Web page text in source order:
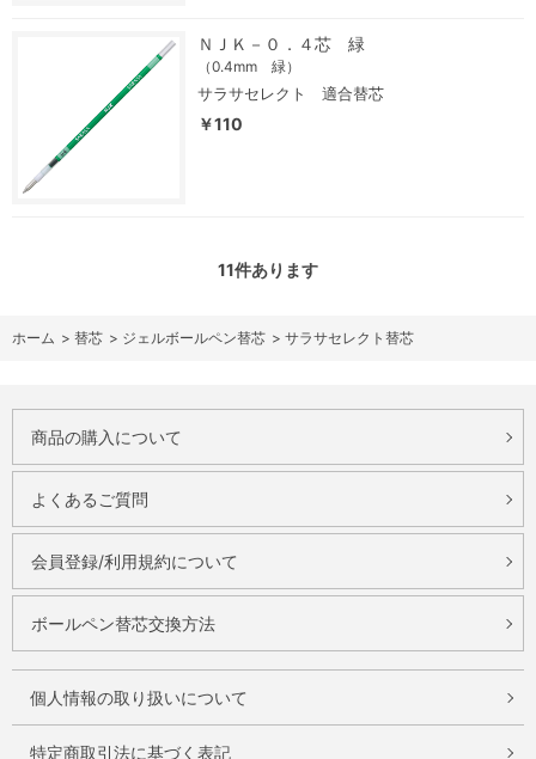
ＮＪＫ－０．４芯 緑
（0.4mm 緑）
サラサセレクト 適合替芯
￥110
11件あります
ホーム > 替芯 > ジェルボールペン替芯 > サラサセレクト替芯
商品の購入について
よくあるご質問
会員登録/利用規約について
ボールペン替芯交換方法
個人情報の取り扱いについて
特定商取引法に基づく表記